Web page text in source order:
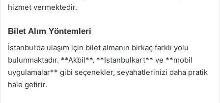
hizmet vermektedir.
Bilet Alım Yöntemleri
İstanbul’da ulaşım için bilet almanın birkaç farklı yolu
bulunmaktadır. **Akbil**, **Istanbulkart** ve **mobil
uygulamalar** gibi seçenekler, seyahatlerinizi daha pratik
hale getirir.